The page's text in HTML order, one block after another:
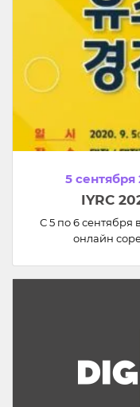
5
IYRC
С 5 по 6
онлайн